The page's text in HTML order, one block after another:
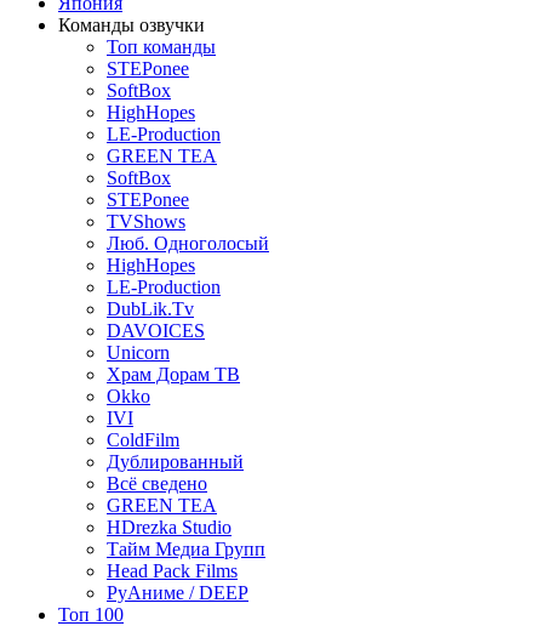
Команды озвучки
Топ команды
STEPonee
SoftBox
HighHopes
LE-Production
GREEN TEA
SoftBox
STEPonee
TVShows
Люб. Одноголосый
HighHopes
LE-Production
DubLik.Tv
DAVOICES
Unicorn
Храм Дорам ТВ
Okko
IVI
ColdFilm
Дублированный
Всё сведено
GREEN TEA
HDrezka Studio
Тайм Медиа Групп
Head Pack Films
РуАниме / DEEP
Топ 100